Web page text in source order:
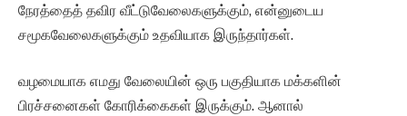
நேரத்தைத் தவிர வீட்டுவேலைகளுக்கும், என்னுடைய
சமூகவேலைகளுக்கும் உதவியாக இருந்தார்கள்.
வழமையாக எமது வேலையின் ஒரு பகுதியாக மக்களின்
பிரச்சனைகள் கோரிக்கைகள் இருக்கும். ஆனால்